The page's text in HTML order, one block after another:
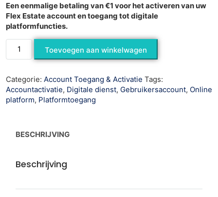
Een eenmalige betaling van €1 voor het activeren van uw
Flex Estate account en toegang tot digitale
platformfuncties.
Toevoegen aan winkelwagen
Categorie: Account Toegang & Activatie Tags:
Accountactivatie, Digitale dienst, Gebruikersaccount, Online
platform, Platformtoegang
BESCHRIJVING
Beschrijving